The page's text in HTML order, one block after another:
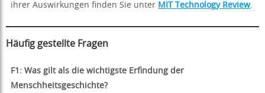
ihrer Auswirkungen finden Sie unter MIT Technology Review.
Häufig gestellte Fragen
F1: Was gilt als die wichtigste Erfindung der
Menschheitsgeschichte?